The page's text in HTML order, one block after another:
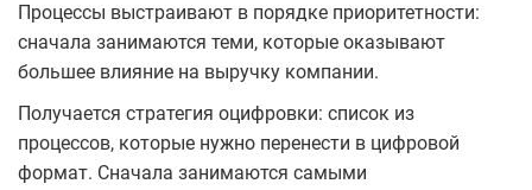
Процессы выстраивают в порядке приоритетности:
сначала занимаются теми, которые оказывают
большее влияние на выручку компании.
Получается стратегия оцифровки: список из
процессов, которые нужно перенести в цифровой
формат. Сначала занимаются самыми